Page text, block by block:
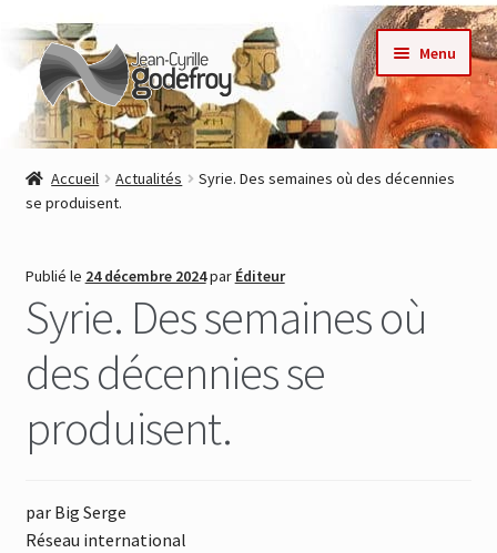
Aller
à
la
navigation
Aller
au
contenu
Menu
Accueil
Nos collections
Auteurs
Actualités
Contact
Commande
Accueil Actualités
Syrie. Des semaines où des décennies
se produisent.
Publié le 24 décembre 2024par Éditeur
Syrie. Des semaines où
des décennies se
produisent.
par Big Serge
Réseau international